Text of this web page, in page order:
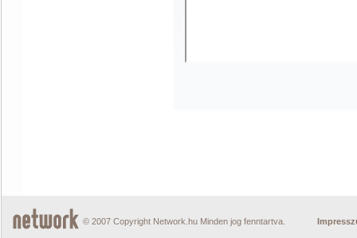
© 2007 Copyright Network.hu Minden jog fenntartva.